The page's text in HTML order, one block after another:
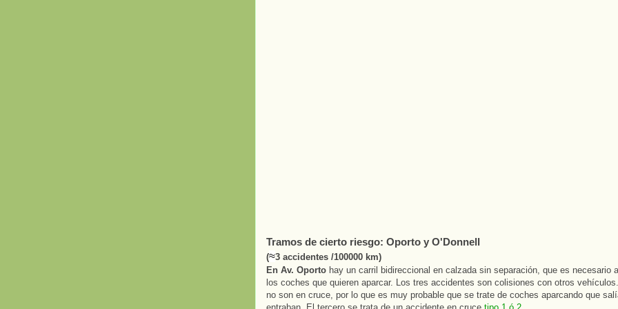
Tramos de cierto riesgo: Oporto y O'Donnell
(≈3 accidentes /100000 km)
En Av. Oporto hay un carril bidireccional en calzada sin separación, que es necesario
los coches que quieren aparcar. Los tres accidentes son colisiones con otros
no son en cruce, por lo que es muy probable que se trate de coches aparcando que